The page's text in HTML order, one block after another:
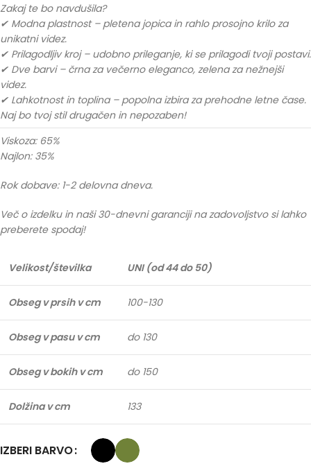
Zakaj te bo navdušila?
✔ Modna plastnost – pletena jopica in rahlo prosojno krilo za
unikatni videz.
✔ Prilagodljiv kroj – udobno prileganje, ki se prilagodi tvoji postavi.
✔ Dve barvi – črna za večerno eleganco, zelena za nežnejši
videz.
✔ Lahkotnost in toplina – popolna izbira za prehodne letne čase.
Naj bo tvoj stil drugačen in nepozaben!
Viskoza: 65%
Najlon: 35%
Rok dobave: 1-2 delovna dneva.
Več o izdelku in naši 30-dnevni garanciji na zadovoljstvo si lahko
preberete spodaj!
Velikost/številka UNI (od 44 do 50)
Obseg v prsih v cm 100-130
Obseg v pasu v cm do 130
Obseg v bokih v cm do 150
Dolžina v cm 133
IZBERI BARVO